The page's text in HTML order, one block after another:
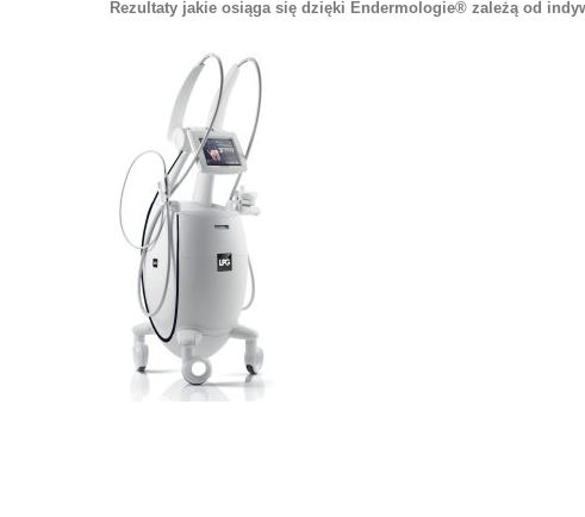
Rezultaty jakie osiąga się dzięki Endermologie® zależą od